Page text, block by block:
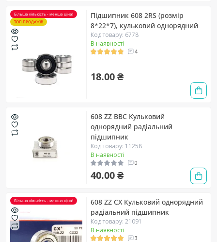
Більша кількість - менша ціна!
ТОП ПРОДАЖІВ
Підшипник 608 2RS (розмір
8*22*7), кульковий однорядний
Код товару: 6778
В наявності
4
18.00 ₴
608 ZZ BBC Кульковий
однорядний радіальний
підшипник
Код товару: 11258
В наявності
0
40.00 ₴
Більша кількість - менша ціна!
608 ZZ CX Кульковий однорядний
радіальний підшипник
Код товару: 21091
В наявності
3